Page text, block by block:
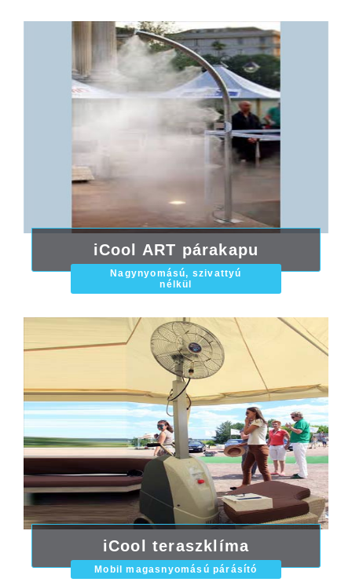
iCool ART párakapu
Nagynyomású, szivattyú
nélkül
iCool teraszklíma
Mobil magasnyomású párásító